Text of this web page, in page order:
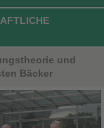
und
Bäcker